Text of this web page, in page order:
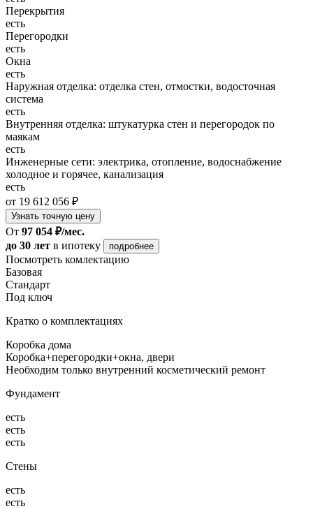
Перекрытия
есть
Перегородки
есть
Окна
есть
Наружная отделка: отделка стен, отмостки, водосточная
система
есть
Внутренняя отделка: штукатурка стен и перегородок по
маякам
есть
Инженерные сети: электрика, отопление, водоснабжение
холодное и горячее, канализация
есть
от 19 612 056 ₽
Узнать точную цену
От 97 054 ₽/мес.
до 30 лет в ипотеку подробнее
Посмотреть комлектацию
Базовая
Стандарт
Под ключ
Кратко о комплектациях
Коробка дома
Коробка+перегородки+окна, двери
Необходим только внутренний косметический ремонт
Фундамент
есть
есть
есть
Стены
есть
есть